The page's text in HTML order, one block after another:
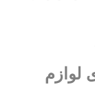
لوازم